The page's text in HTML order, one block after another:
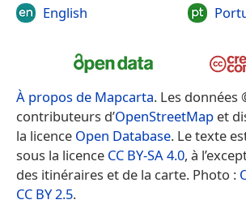
English
À propos de Mapcarta. Les données
contributeurs d’OpenStreetMap et
la licence Open Database. Le texte
sous la licence CC BY-SA 4.0, à
des itinéraires et de la carte. Photo :
CC BY 2.5.